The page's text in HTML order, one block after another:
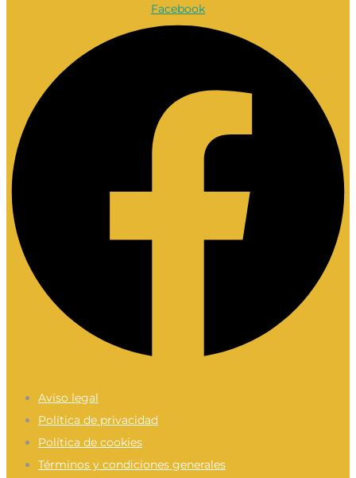
Facebook
Aviso legal
Política de privacidad
Política de cookies
Términos y condiciones generales